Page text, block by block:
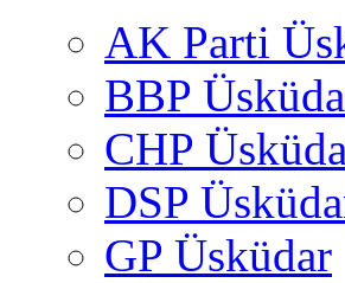
AK Parti
BBP
CHP
DSP
GP Üsküdar